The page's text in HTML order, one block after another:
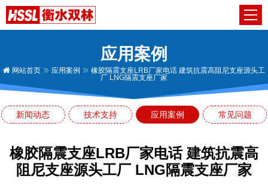
应用案例
网站首页 应用案例
橡胶隔震支座LRB厂家电话 建筑抗震高阻尼支座源头工
厂 LNG隔震支座厂家
新闻动态 技术支持 应用案例 常见问题
橡胶隔震支座LRB厂家电话 建筑抗震高
阻尼支座源头工厂 LNG隔震支座厂家